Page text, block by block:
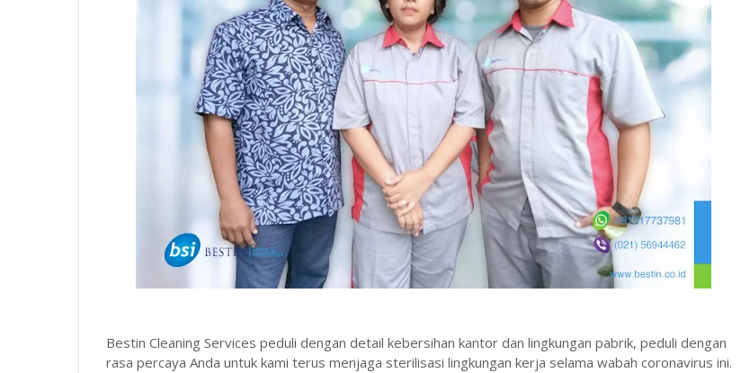
Bestin Cleaning Services peduli dengan detail kebersihan kantor dan lingkungan pabrik, peduli dengan
rasa percaya Anda untuk kami terus menjaga sterilisasi lingkungan kerja selama wabah coronavirus ini.